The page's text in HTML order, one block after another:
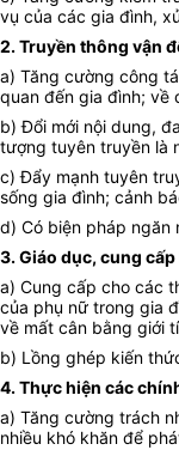
vụ của các gia đình,
2. Truyền thông vận
a) Tăng cường công
quan đến gia đình; về
b) Đổi mới nội dung,
tượng tuyên truyền là
c) Đẩy mạnh tuyên
sống gia đình; cảnh
d) Có biện pháp ngăn
3. Giáo dục, cung
a) Cung cấp cho các
của phụ nữ trong gia
về mất cân bằng giới
b) Lồng ghép kiến
4. Thực hiện các
a) Tăng cường trách
nhiều khó khăn để